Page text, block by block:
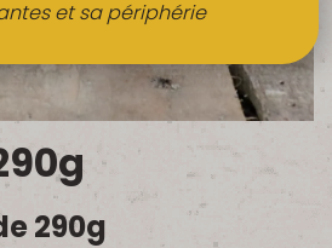
NOUS ?
BIO AU BUREAU
PRODUCTEURS
290g
et sa périphérie